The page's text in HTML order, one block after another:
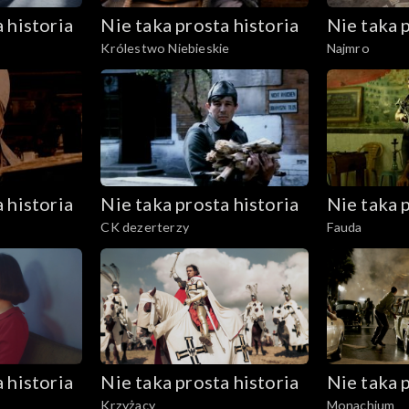
historia Nie taka prosta historia
Królestwo Niebieskie
Nie taka
Najmro
historia Nie taka prosta historia
CK dezerterzy
Nie taka
Fauda
historia Nie taka prosta historia
Krzyżacy
Nie taka
Monachium